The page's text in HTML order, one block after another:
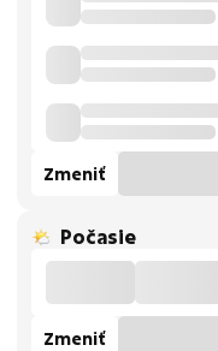
Zmeniť
Počasie
Zmeniť